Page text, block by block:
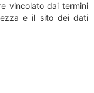
vincolato dai termini
e il sito dei dati